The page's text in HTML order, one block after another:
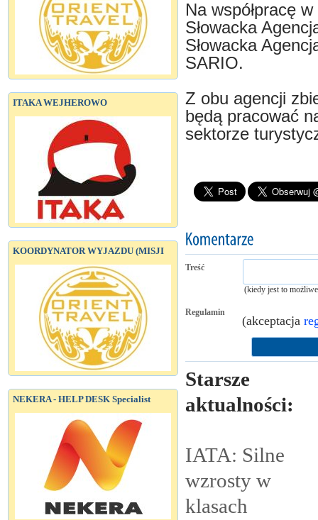
ITAKA WEJHEROWO
KOORDYNATOR WYJAZDU (MISJI
NEKERA - HELP DESK Specialist
Na współpracę
Słowacka
Słowacka
SARIO.
Z obu agencji
będą pracować
sektorze
Treść
(kiedy jest to
Regulamin
(akceptacja
Starsze
aktualności:
IATA: Silne
wzrosty w
klasach